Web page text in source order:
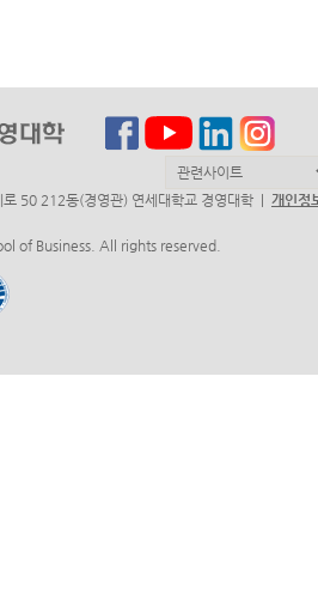
50 212동(경영관) 연세대학교 경영대학 | 개인정
of Business. All rights reserved.